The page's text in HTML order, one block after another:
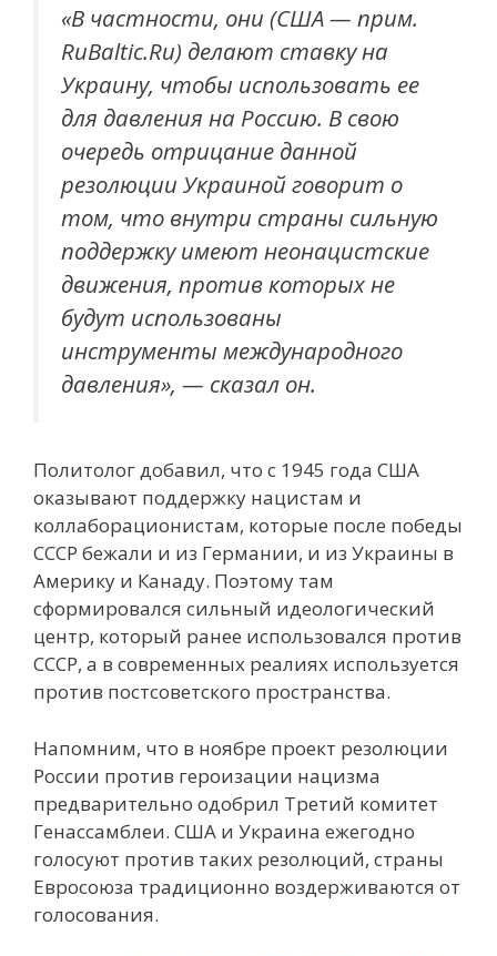
«В частности, они (США — прим.
RuBaltic.Ru) делают ставку на
Украину, чтобы использовать ее
для давления на Россию. В свою
очередь отрицание данной
резолюции Украиной говорит о
том, что внутри страны сильную
поддержку имеют неонацистские
движения, против которых не
будут использованы
инструменты международного
давления», — сказал он.
Политолог добавил, что с 1945 года США
оказывают поддержку нацистам и
коллаборационистам, которые после победы
СССР бежали и из Германии, и из Украины в
Америку и Канаду. Поэтому там
сформировался сильный идеологический
центр, который ранее использовался против
СССР, а в современных реалиях используется
против постсоветского пространства.
Напомним, что в ноябре проект резолюции
России против героизации нацизма
предварительно одобрил Третий комитет
Генассамблеи. США и Украина ежегодно
голосуют против таких резолюций, страны
Евросоюза традиционно воздерживаются от
голосования.